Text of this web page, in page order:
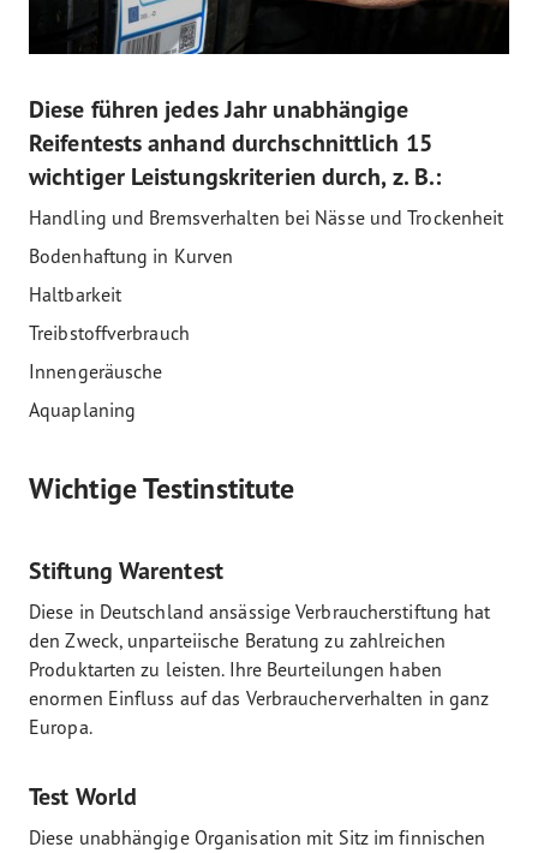
Diese führen jedes Jahr unabhängige
Reifentests anhand durchschnittlich 15
wichtiger Leistungskriterien durch, z. B.:
Handling und Bremsverhalten bei Nässe und Trockenheit
Bodenhaftung in Kurven
Haltbarkeit
Treibstoffverbrauch
Innengeräusche
Aquaplaning
Wichtige Testinstitute
Stiftung Warentest
Diese in Deutschland ansässige Verbraucherstiftung hat
den Zweck, unparteiische Beratung zu zahlreichen
Produktarten zu leisten. Ihre Beurteilungen haben
enormen Einfluss auf das Verbraucherverhalten in ganz
Europa.
Test World
Diese unabhängige Organisation mit Sitz im finnischen